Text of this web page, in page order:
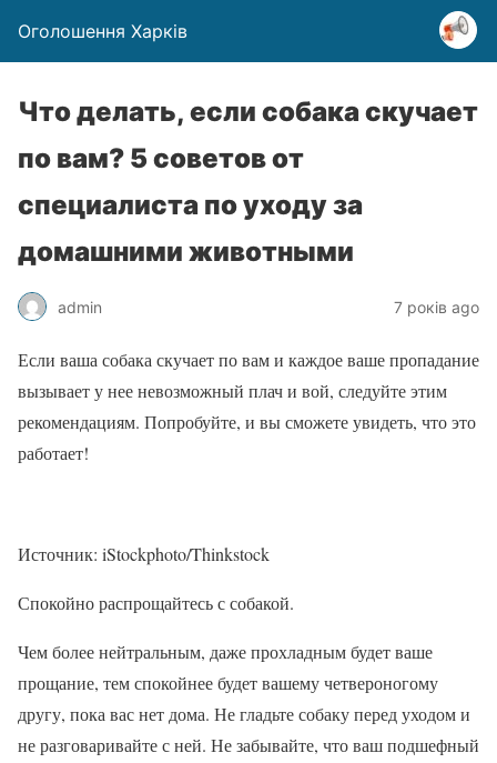
Оголошення Харків
Что делать, если собака скучает
по вам? 5 советов от
специалиста по уходу за
домашними животными
admin 7 років ago
Если ваша собака скучает по вам и каждое ваше пропадание
вызывает у нее невозможный плач и вой, следуйте этим
рекомендациям. Попробуйте, и вы сможете увидеть, что это
работает!
Источник: iStockphoto/Thinkstock
Спокойно распрощайтесь с собакой.
Чем более нейтральным, даже прохладным будет ваше
прощание, тем спокойнее будет вашему четвероногому
другу, пока вас нет дома. Не гладьте собаку перед уходом и
не разговаривайте с ней. Не забывайте, что ваш подшефный